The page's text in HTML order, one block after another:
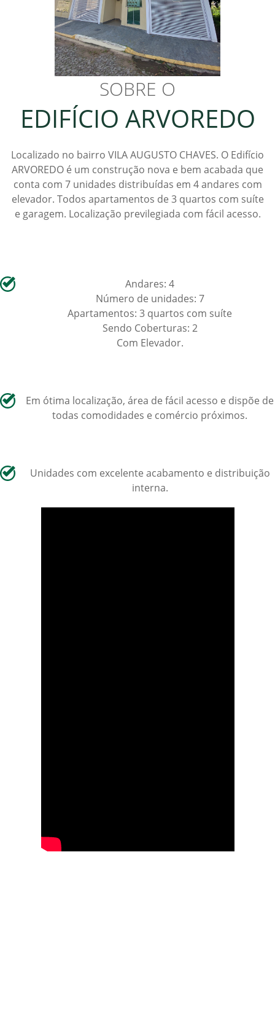
SOBRE O
EDIFÍCIO ARVOREDO
Localizado no bairro VILA AUGUSTO CHAVES. O Edifício
ARVOREDO é um construção nova e bem acabada que
conta com 7 unidades distribuídas em 4 andares com
elevador. Todos apartamentos de 3 quartos com suíte
e garagem. Localização previlegiada com fácil acesso.
Andares: 4
Número de unidades: 7
Apartamentos: 3 quartos com suíte
Sendo Coberturas: 2
Com Elevador.
Em ótima localização, área de fácil acesso e dispõe de
todas comodidades e comércio próximos.
Unidades com excelente acabamento e distribuição
interna.